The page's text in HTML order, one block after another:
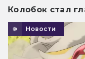
Колобок стал
Новости